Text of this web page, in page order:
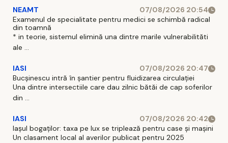
NEAMT
07/08/2026 20:54
Examenul de specialitate pentru medici se schimbă radical
din toamnă
* in teorie, sistemul elimină una dintre marile vulnerabilităti
ale ...
IASI
07/08/2026 20:47
Bucșinescu intră în șantier pentru fluidizarea circulației
Una dintre intersectiile care dau zilnic bătăi de cap soferilor
din ...
IASI
07/08/2026 20:42
Iașul bogaților: taxa pe lux se triplează pentru case și mașini
Un clasament local al averilor publicat pentru 2025